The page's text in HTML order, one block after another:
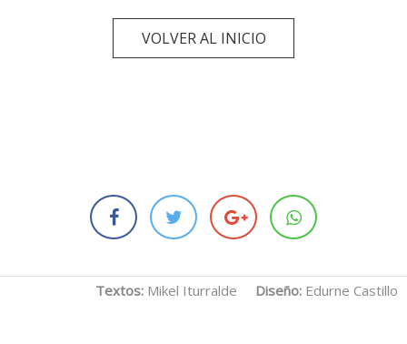
VOLVER AL INICIO
Textos: Mikel Iturralde Diseño: Edurne Castillo